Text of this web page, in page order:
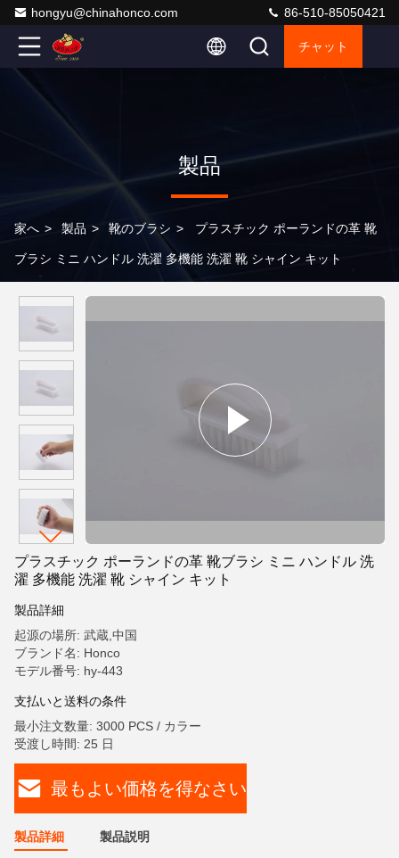
hongyu@chinahonco.com 86-510-85050421
チャット
製品
家へ > 製品 > 靴のブラシ > プラスチック ポーランドの革 靴
ブラシ ミニ ハンドル 洗濯 多機能 洗濯 靴 シャイン キット
プラスチック ポーランドの革 靴ブラシ ミニ ハンドル 洗
濯 多機能 洗濯 靴 シャイン キット
製品詳細
起源の場所: 武蔵,中国
ブランド名: Honco
モデル番号: hy-443
支払いと送料の条件
最小注文数量: 3000 PCS / カラー
受渡し時間: 25 日
最もよい価格を得なさい
製品詳細 製品説明